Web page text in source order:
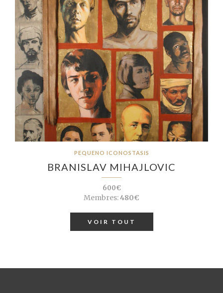
PEQUENO ICONOSTASIS
BRANISLAV MIHAJLOVIC
600€
Membres:480€
VOIR TOUT